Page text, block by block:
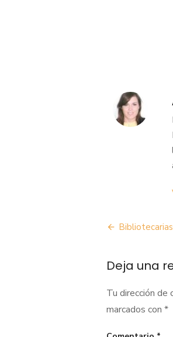
Deja una
Tu dirección de
marcados con *